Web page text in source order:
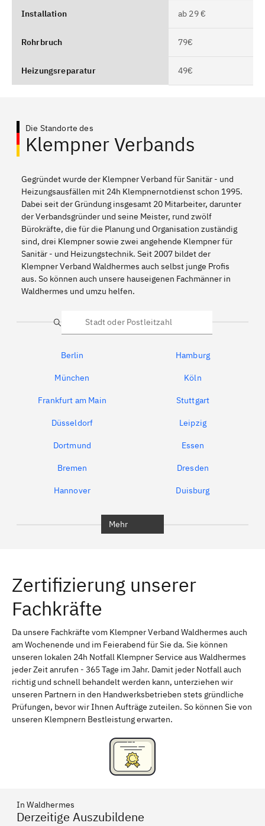
Installation ab 29 €
Rohrbruch 79€
Heizungsreparatur 49€
Die Standorte des
Klempner Verbands
Gegründet wurde der Klempner Verband für Sanitär - und
Heizungsausfällen mit 24h Klempnernotdienst schon 1995.
Dabei seit der Gründung insgesamt 20 Mitarbeiter, darunter
der Verbandsgründer und seine Meister, rund zwölf
Bürokräfte, die für die Planung und Organisation zuständig
sind, drei Klempner sowie zwei angehende Klempner für
Sanitär - und Heizungstechnik. Seit 2007 bildet der
Klempner Verband Waldhermes auch selbst junge Profis
aus. So können auch unsere hauseigenen Fachmänner in
Waldhermes und umzu helfen.
Suche
Berlin Hamburg
München Köln
Frankfurt am Main Stuttgart
Düsseldorf Leipzig
Dortmund Essen
Bremen Dresden
Hannover Duisburg
Erlangen Bamberg
Bayreuth
Schweinfurt Passau
Freising Rudelsdorf, Mittelfranken
Mehr
Zertifizierung unserer
Fachkräfte
Da unsere Fachkräfte vom Klempner Verband Waldhermes auch
am Wochenende und im Feierabend für Sie da. Sie können
unseren lokalen 24h Notfall Klempner Service aus Waldhermes
jeder Zeit anrufen - 365 Tage im Jahr. Damit jeder Notfall auch
richtig und schnell behandelt werden kann, unterziehen wir
unseren Partnern in den Handwerksbetrieben stets gründliche
Prüfungen, bevor wir Ihnen Aufträge zuteilen. So können Sie von
unseren Klempnern Bestleistung erwarten.
In Waldhermes
Derzeitige Auszubildene